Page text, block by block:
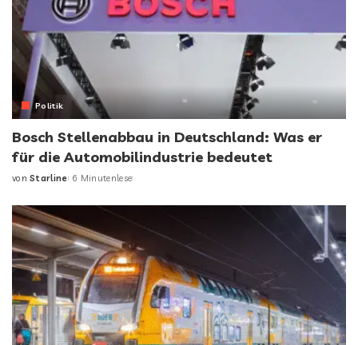
Politik
Bosch Stellenabbau in Deutschland: Was er
für die Automobilindustrie bedeutet
von Starline 6 Minutenlese